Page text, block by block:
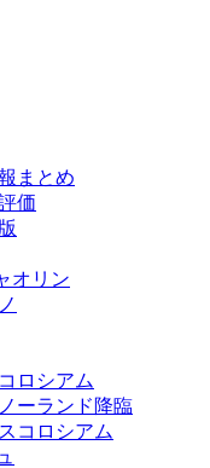
まとめ
価
オリン
ロシアム
ノーランド降臨
コロシアム